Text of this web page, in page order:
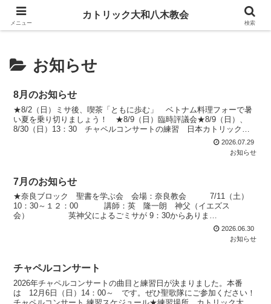
カトリック大和八木教会
お知らせ
8月のお知らせ
★8/2（日）ミサ後、喫茶「ともに歩む」 ベトナム料理フォーで暑
い夏を乗り切りましょう！ ★8/9（日）臨時評議会★8/9（日）、
8/30（日）13：30 チャペルコンサートの練習 日本カトリック平
2026.07.29
お知らせ
7月のお知らせ
★奈良ブロック 聖書を学ぶ会 会場：奈良教会 7/11（土）
10：30～１２：00 講師：英 隆一朗 神父（イエズス
会） 英神父によるごミサが 9：30からありま
す。 ごミサは受講者でなくても 自由にあずか...
2026.06.30
お知らせ
チャペルコンサート
2026年チャペルコンサートの曲目と練習日が決まりました。本番
は 12月6日（日）14：00～ です。ぜひ聖歌隊にご参加ください！
チャペルコンサート 練習スケジュール★練習場所 カトリック大和
メニュー
カトリック大和八木教会
検索